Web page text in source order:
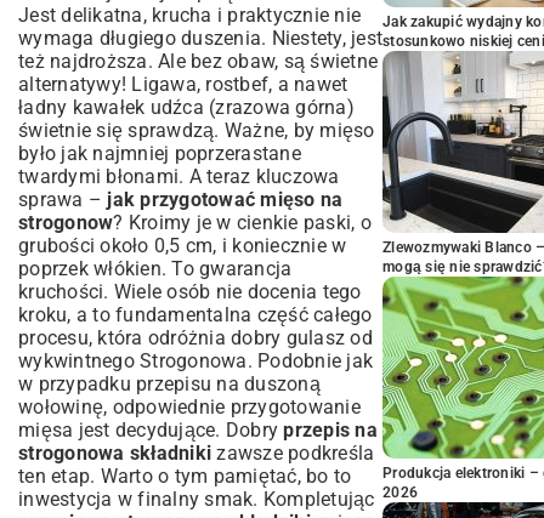
Jest delikatna, krucha i praktycznie nie
wymaga długiego duszenia. Niestety, jest
też najdroższa. Ale bez obaw, są świetne
alternatywy! Ligawa, rostbef, a nawet
ładny kawałek udźca (zrazowa górna)
świetnie się sprawdzą. Ważne, by mięso
było jak najmniej poprzerastane
twardymi błonami. A teraz kluczowa
sprawa – jak przygotować mięso na
strogonow? Kroimy je w cienkie paski, o
grubości około 0,5 cm, i koniecznie w
poprzek włókien. To gwarancja
kruchości. Wiele osób nie docenia tego
kroku, a to fundamentalna część całego
procesu, która odróżnia dobry gulasz od
wykwintnego Strogonowa. Podobnie jak
w przypadku przepisu na duszoną
wołowinę, odpowiednie przygotowanie
mięsa jest decydujące. Dobryprzepis na
strogonowa składniki zawsze podkreśla
ten etap. Warto o tym pamiętać, bo to
inwestycja w finalny smak. Kompletując
Jak zakupić wydajny
stosunkowo niskiej
Zlewozmywaki Blanco
mogą się nie
Produkcja elektroniki –
2026